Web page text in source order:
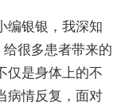
编银银，我深知
给很多患者带来的
仅是身体上的不
病情反复，面对